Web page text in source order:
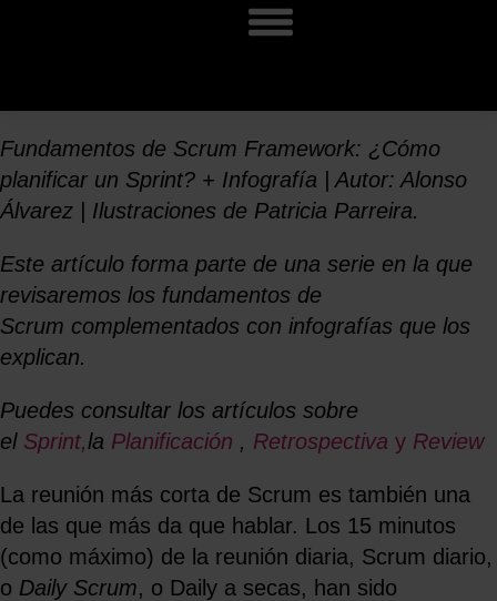
Fundamentos de Scrum Framework: ¿Cómo
planificar un Sprint? + Infografía | Autor: Alonso
Álvarez | Ilustraciones de Patricia Parreira.
Este artículo forma parte de una serie en la que
revisaremos los fundamentos de
Scrum complementados con infografías que los
explican.
Puedes consultar los artículos sobre
el Sprint,la Planificación , Retrospectiva y Review
La reunión más corta de Scrum es también una
de las que más da que hablar. Los 15 minutos
(como máximo) de la reunión diaria, Scrum diario,
o Daily Scrum, o Daily a secas, han sido